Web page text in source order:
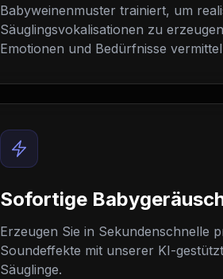
Babyweinenmuster trainiert, um
Säuglingsvokalisationen zu
Emotionen und Bedürfnisse
Sofortige
Erzeugen Sie in Sekundenschnelle
Soundeffekte mit unserer KI-
Säuglinge.